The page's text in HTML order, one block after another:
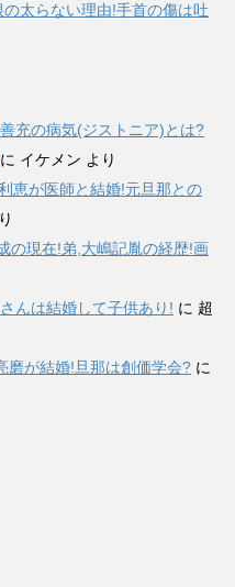
太らない理由!手首の傷は吐
充の病気(ジストニア)とは?
に イケメン より
恵が医師と結婚!元旦那との
の現在!弟,大嶋記胤の経歴!画
んは結婚して子供あり! に 超
磨が結婚!旦那は創価学会? に